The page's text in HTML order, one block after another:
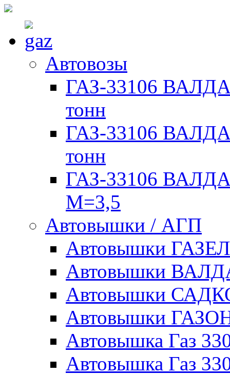
Автовозы
ГАЗ-33106
тонн
ГАЗ-33106
тонн
ГАЗ-33106
М=3,5
Автовышки / АГП
Автовышки
Автовышки
Автовышки
Автовышки
Автовышка Газ
Автовышка Газ